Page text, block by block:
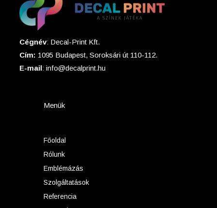
Cégnév: Decal-Print Kft.
Cím: 1095 Budapest, Soroksári út 110-112.
E-mail: info@decalprint.hu
Menük
Főoldal
Rólunk
Emblémázás
Szolgáltatások
Referencia